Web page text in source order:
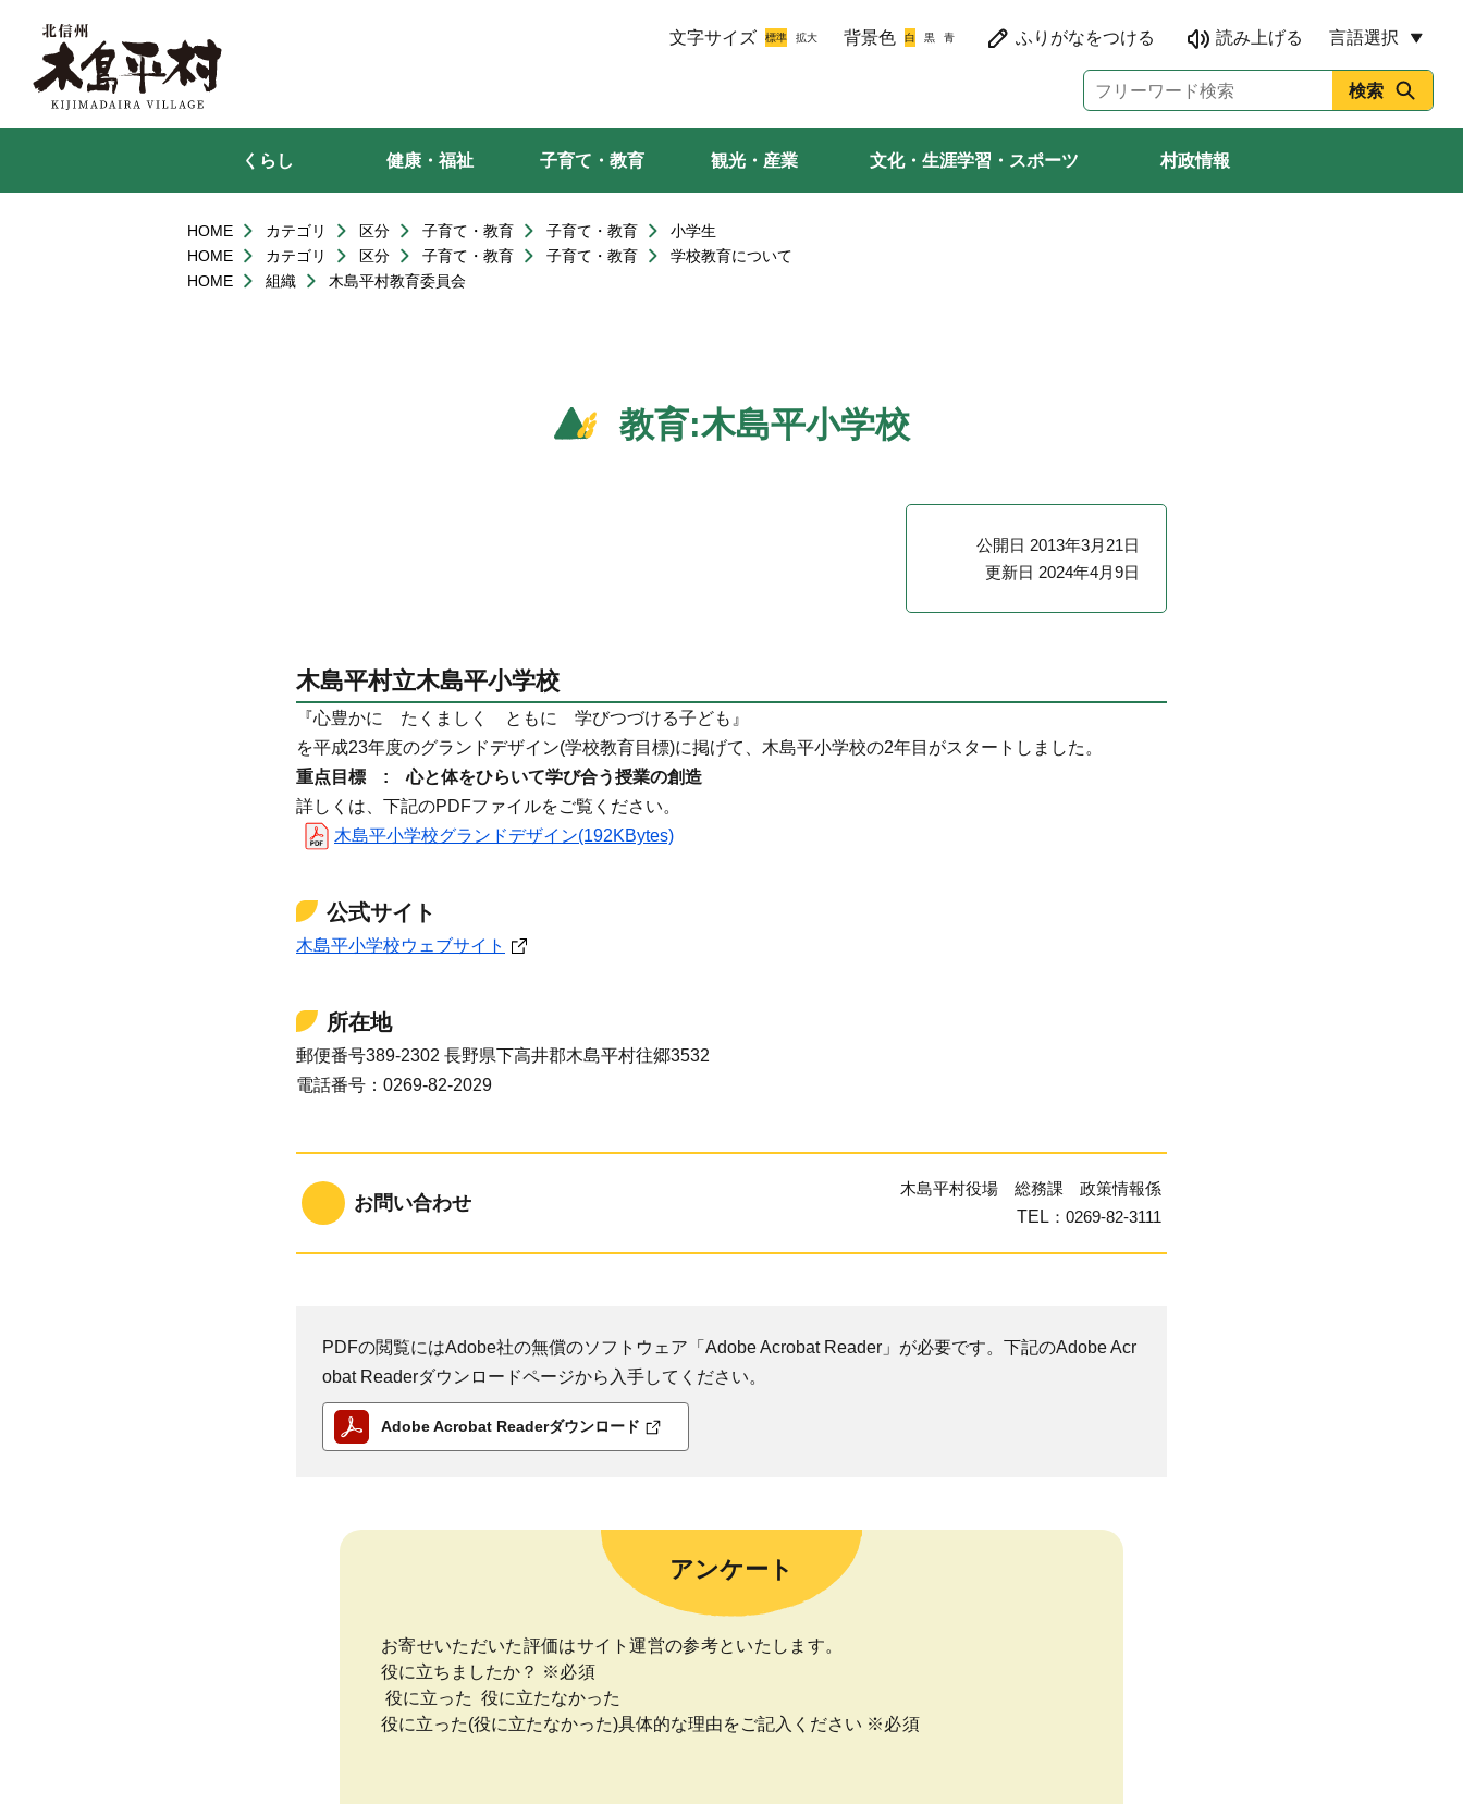
文字サイズ 背景色 言語選択
くらし 健康・福祉 子育て・教育 観光・産業 文化・生涯学習・スポーツ 村政情報
HOME カテゴリ 区分 子育て・教育 子育て・教育
小学生
HOME
カテゴリ 区分 子育て・教育 子育て・教育
学校教育について
HOME
組織 木島平村教育委員会
教育:木島平小学校
公開日 2013年3月21日
更新日 2024年4月9日
木島平村立木島平小学校
『心豊かに たくましく ともに 学びつづける子ども』
を平成23年度のグランドデザイン(学校教育目標)に掲げて、木島平小学校の2年目がスタートしました。
重点目標 : 心と体をひらいて学び合う授業の創造
詳しくは、下記のPDFファイルをご覧ください。
木島平小学校グランドデザイン(192KBytes)
公式サイト
木島平小学校ウェブサイト
所在地
郵便番号389-2302 長野県下高井郡木島平村往郷3532
電話番号：0269-82-2029
お問い合わせ
木島平村役場 総務課 政策情報係
TEL ：0269-82-3111
PDFの閲覧にはAdobe社の無償のソフトウェア「Adobe Acrobat Reader」が必要です。下記のAdobe Acr
obat Readerダウンロードページから入手してください。
Adobe Acrobat Readerダウンロード
アンケート